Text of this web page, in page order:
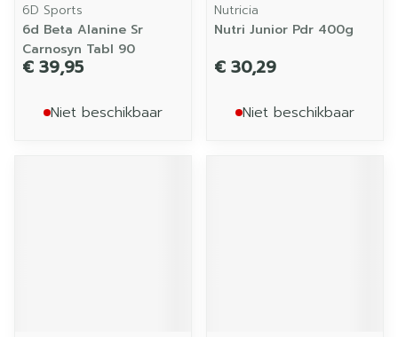
6D Sports
6d Beta Alanine Sr
Carnosyn Tabl 90
€ 39,95
Niet beschikbaar
Nutricia
Nutri Junior Pdr 400g
€ 30,29
Niet beschikbaar